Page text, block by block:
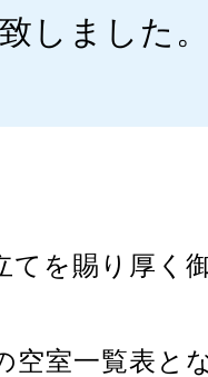
しました
てを賜り厚く
空室一覧表と